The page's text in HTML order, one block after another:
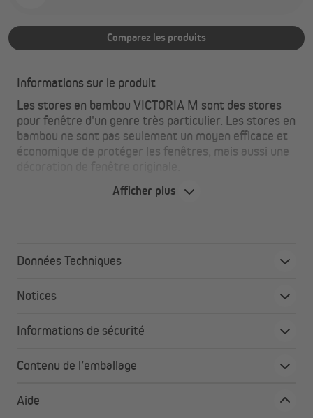
Comparez les produits
Informations sur le produit
Les stores en bambou VICTORIA M sont des stores
pour fenêtre d'un genre très particulier. Les stores en
bambou ne sont pas seulement un moyen efficace et
économique de protéger les fenêtres, mais aussi une
termes de forme, de couleur et de texture, de sorte
autre. La stabilité aux UV ou la résistance à la lumière peut
pas possible à cet égard. Veuillez noter que ce produit est
uniquement destiné à une utilisation en intérieur et non
Afficher plus
Données Techniques
Notices
Informations de sécurité
Contenu de l’emballage
Aide